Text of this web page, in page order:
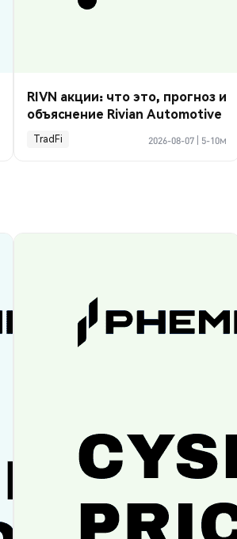
RIVN акции: что это, прогноз и
объяснение Rivian Automotive
TradFi 2026-08-07 5-10м